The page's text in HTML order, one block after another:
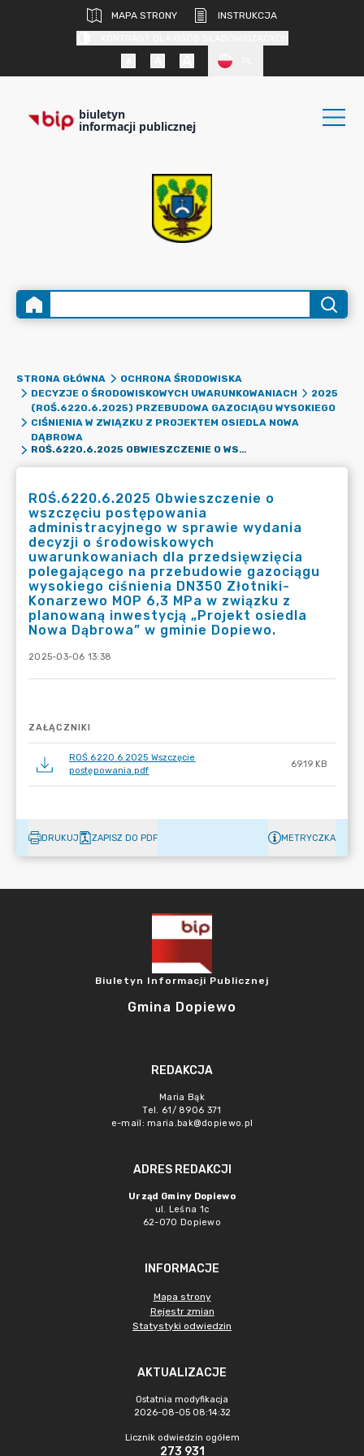
MAPA STRONY
INSTRUKCJA
biuletyn
informacji publicznej
STRONA GŁÓWNA
OCHRONA ŚRODOWISKA
DECYZJE O ŚRODOWISKOWYCH UWARUNKOWANIACH
2025
(ROŚ.6220.6.2025) PRZEBUDOWA GAZOCIĄGU WYSOKIEGO
CIŚNIENIA W ZWIĄZKU Z PROJEKTEM OSIEDLA NOWA
DĄBROWA
ROŚ.6220.6.2025 OBWIESZCZENIE O WSZCZĘCIU POSTĘPOWANIA ADMINISTRACYJNEGO W SPRAWIE WYDANIA DECYZJI O ŚRODOWISKOWYCH UWARUNKOWANIACH DLA PRZEDSIĘWZIĘCIA POLEGAJĄCEGO NA PRZEBUDOWIE GAZOCIĄGU WYSOKIEGO CIŚNIENIA DN350 ZŁOTNIKI-KONARZEWO MOP 6,3 MPA W ZWIĄZKU Z PLANOWANĄ INWESTYCJĄ „PROJEKT OSIEDLA NOWA DĄBROWA” W GMINIE DOPIEWO.
ROŚ.6220.6.2025 Obwieszczenie o
wszczęciu postępowania
administracyjnego w sprawie wydania
decyzji o środowiskowych
uwarunkowaniach dla przedsięwzięcia
polegającego na przebudowie gazociągu
wysokiego ciśnienia DN350 Złotniki-
Konarzewo MOP 6,3 MPa w związku z
planowaną inwestycją „Projekt osiedla
Nowa Dąbrowa” w gminie Dopiewo.
2025-03-06 13:38
ZAŁĄCZNIKI
ROŚ.6220.6.2025 Wszczęcie
postępowania.pdf
69.19 KB
DRUKUJ ZAPISZ DO PDF METRYCZKA
Biuletyn Informacji Publicznej
Gmina Dopiewo
REDAKCJA
Maria Bąk
Tel. 61/ 8906 371
e-mail: maria.bak@dopiewo.pl
ADRES REDAKCJI
Urząd Gminy Dopiewo
ul. Leśna 1c
62-070 Dopiewo
INFORMACJE
Mapa strony
Rejestr zmian
Statystyki odwiedzin
AKTUALIZACJE
Ostatnia modyfikacja
2026-08-05 08:14:32
Licznik odwiedzin ogółem
273 931